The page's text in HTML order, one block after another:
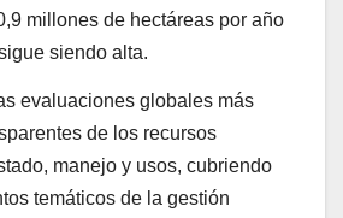
millones de hectáreas por año
siendo alta.
evaluaciones globales más
de los recursos
manejo y usos, cubriendo
temáticos de la gestión